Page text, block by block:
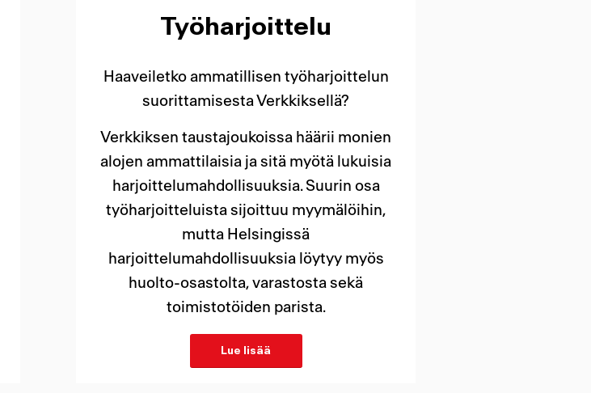
Työharjoittelu
Haaveiletko ammatillisen työharjoittelun
suorittamisesta Verkkiksellä?
Verkkiksen taustajoukoissa häärii monien
alojen ammattilaisia ja sitä myötä lukuisia
harjoittelumahdollisuuksia. Suurin osa
työharjoitteluista sijoittuu myymälöihin,
mutta Helsingissä
harjoittelumahdollisuuksia löytyy myös
huolto-osastolta, varastosta sekä
toimistotöiden parista.
Lue lisää